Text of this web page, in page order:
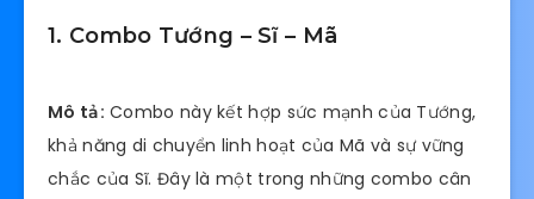
1. Combo Tướng – Sĩ – Mã
Mô tả: Combo này kết hợp sức mạnh của Tướng,
khả năng di chuyển linh hoạt của Mã và sự vững
chắc của Sĩ. Đây là một trong những combo cân